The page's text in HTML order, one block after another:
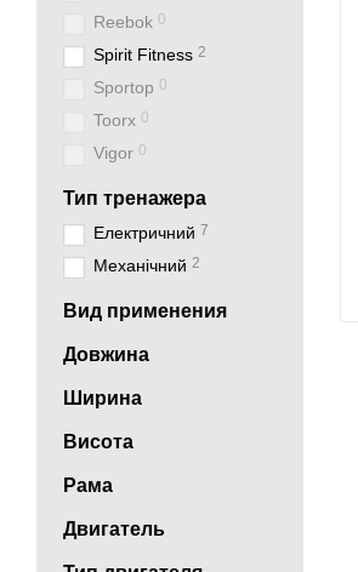
Reebok 0
Spirit Fitness 2
Sportop 0
Toorx 0
Vigor 0
Тип тренажера
Електричний 7
Механічний 2
Вид применения
Довжина
Ширина
Висота
Рама
Двигатель